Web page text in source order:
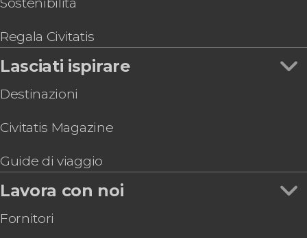
Regala Civitatis
Lasciati ispirare
Destinazioni
Civitatis Magazine
Guide di viaggio
Lavora con noi
Fornitori